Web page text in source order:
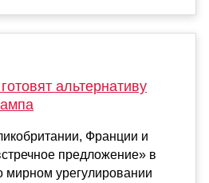
альтернативу
Франции и
предложение» в
урегулировании